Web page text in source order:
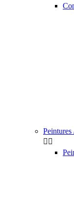
Peintures
 